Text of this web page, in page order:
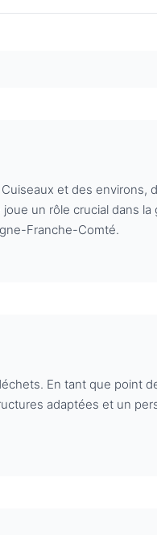
et des environs,
un rôle crucial dans la
Franche-Comté.
En tant que point
adaptées et un